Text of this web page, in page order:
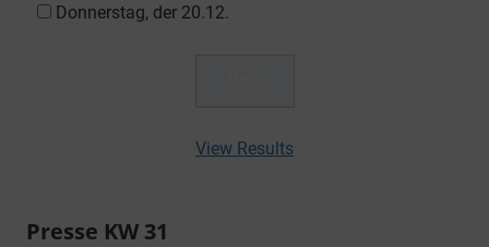
Donnerstag, der 20.12.
View Results
Presse KW 31